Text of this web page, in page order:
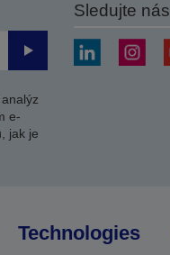
Odeslat
e-
jak je
Sledujte nás
Technologies